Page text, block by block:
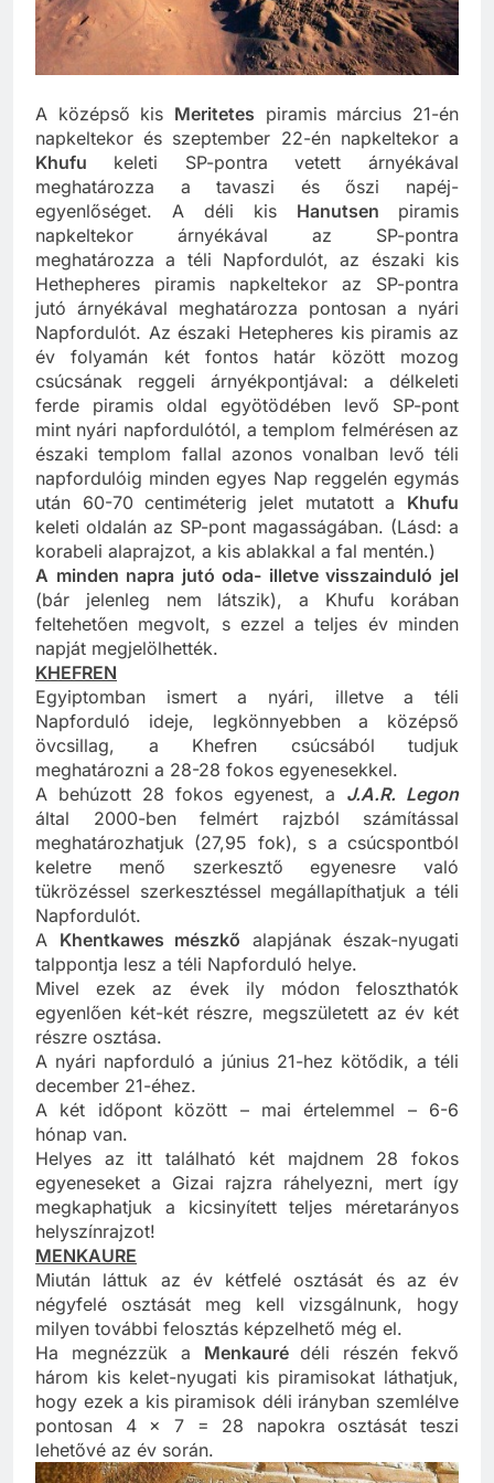
A középső kisMeritetespiramis március 21-én
napkeltekor és szeptember 22-én napkeltekor a
Khufukeleti SP-pontra vetett árnyékával
meghatározza a tavaszi és őszi napéj-
egyenlőséget. A déli kis
Hanutsenpiramis
napkeltekor árnyékával az SP-pontra
meghatározza a téli Napfordulót, az északi kis
Hethepheres piramis napkeltekor az SP-pontra
jutó árnyékával meghatározza pontosan a nyári
Napfordulót. Az északi Hetepheres kis piramis az
év folyamán két fontos határ között mozog
csúcsának reggeli árnyékpontjával: a délkeleti
ferde piramis oldal egyötödében levő SP-pont
mint nyári napfordulótól, a templom felmérésen az
északi templom fallal azonos vonalban levő téli
napfordulóig minden egyes Nap reggelén egymás
után 60-70 centiméterig jelet mutatott a Khufu
keleti oldalán az SP-pont magasságában. (Lásd: a
korabeli alaprajzot, a kis ablakkal a fal mentén.)
A minden napra jutó oda- illetve visszainduló jel
(bár jelenleg nem látszik), a Khufu korában
feltehetően megvolt, s ezzel a teljes év minden
napját megjelölhették.
KHEFREN
Egyiptomban ismert a nyári, illetve a téli
Napforduló ideje, legkönnyebben a középső
övcsillag, a Khefren csúcsából tudjuk
meghatározni a 28-28 fokos egyenesekkel.
A behúzott 28 fokos egyenest, a
J.A.R. Legon
által 2000-ben felmért rajzból számítással
meghatározhatjuk (27,95 fok), s a csúcspontból
keletre menő szerkesztő egyenesre való
tükrözéssel szerkesztéssel megállapíthatjuk a téli
Napfordulót.
AKhentkawes mészkőalapjának észak-nyugati
talppontja lesz a téli Napforduló helye.
Mivel ezek az évek ily módon feloszthatók
egyenlően két-két részre, megszületett az év két
részre osztása.
A nyári napforduló a június 21-hez kötődik, a téli
december 21-éhez.
A két időpont között – mai értelemmel – 6-6
hónap van.
Helyes az itt található két majdnem 28 fokos
egyeneseket a Gizai rajzra ráhelyezni, mert így
megkaphatjuk a kicsinyített teljes méretarányos
helyszínrajzot!
MENKAURE
Miután láttuk az év kétfelé osztását és az év
négyfelé osztását meg kell vizsgálnunk, hogy
milyen további felosztás képzelhető még el.
Ha megnézzük aMenkaurédéli részén fekvő
három kis kelet-nyugati kis piramisokat láthatjuk,
hogy ezek a kis piramisok déli irányban szemlélve
pontosan 4 x 7 = 28 napokra osztását teszi
lehetővé az év során.